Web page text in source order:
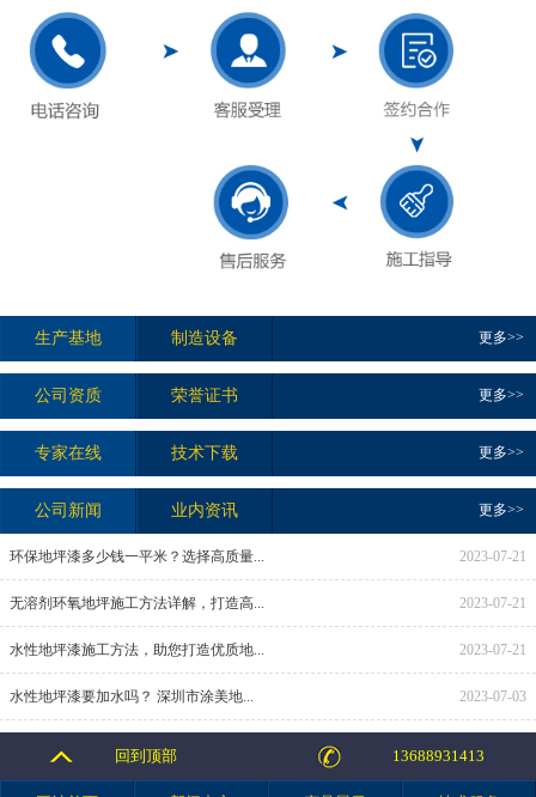
生产基地 制造设备 更多>>
公司资质 荣誉证书 更多>>
专家在线 技术下载 更多>>
公司新闻 业内资讯 更多>>
环保地坪漆多少钱一平米？选择高质量... 2023-07-21
无溶剂环氧地坪施工方法详解，打造高... 2023-07-21
水性地坪漆施工方法，助您打造优质地... 2023-07-21
水性地坪漆要加水吗？ 深圳市涂美地... 2023-07-03
回到顶部 13688931413